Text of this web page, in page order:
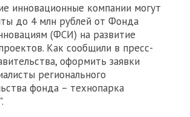
инновационные компании могут
до 4 млн рублей от Фонда
(ФСИ) на развитие
Как сообщили в пресс-
оформить заявки
регионального
фонда – технопарка